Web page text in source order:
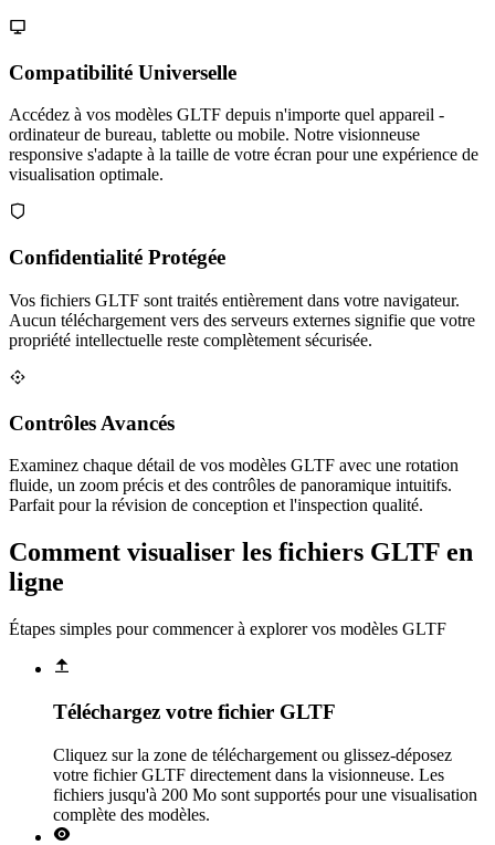
Compatibilité Universelle
Accédez à vos modèles GLTF depuis n'importe quel appareil -
ordinateur de bureau, tablette ou mobile. Notre visionneuse
responsive s'adapte à la taille de votre écran pour une expérience de
visualisation optimale.
Confidentialité Protégée
Vos fichiers GLTF sont traités entièrement dans votre navigateur.
Aucun téléchargement vers des serveurs externes signifie que votre
propriété intellectuelle reste complètement sécurisée.
Contrôles Avancés
Examinez chaque détail de vos modèles GLTF avec une rotation
fluide, un zoom précis et des contrôles de panoramique intuitifs.
Parfait pour la révision de conception et l'inspection qualité.
Comment visualiser les fichiers GLTF en
ligne
Étapes simples pour commencer à explorer vos modèles GLTF
Téléchargez votre fichier GLTF
Cliquez sur la zone de téléchargement ou glissez-déposez
votre fichier GLTF directement dans la visionneuse. Les
fichiers jusqu'à 200 Mo sont supportés pour une visualisation
complète des modèles.